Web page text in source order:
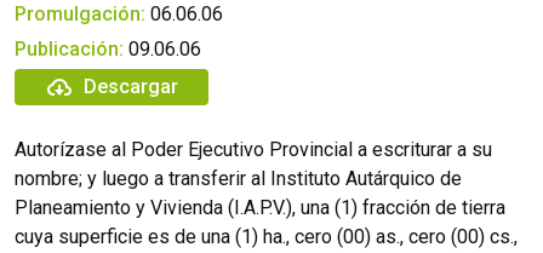
Promulgación: 06.06.06
Publicación: 09.06.06
Descargar
Autorízase al Poder Ejecutivo Provincial a escriturar a su
nombre; y luego a transferir al Instituto Autárquico de
Planeamiento y Vivienda (I.A.P.V.), una (1) fracción de tierra
cuya superficie es de una (1) ha., cero (00) as., cero (00) cs.,